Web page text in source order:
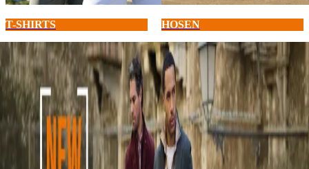
T-SHIRTS HOSEN